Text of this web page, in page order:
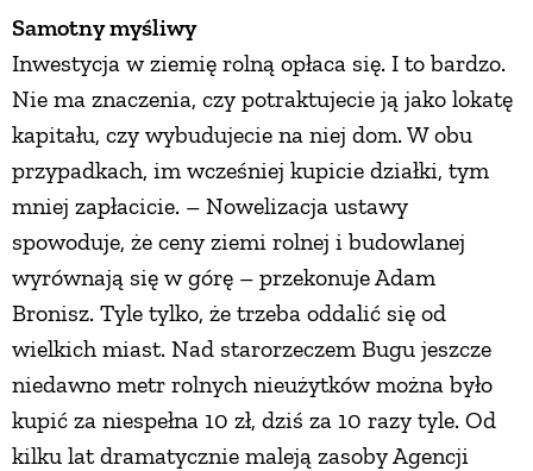
Samotny myśliwy
Inwestycja w ziemię rolną opłaca się. I to bardzo.
Nie ma znaczenia, czy potraktujecie ją jako lokatę
kapitału, czy wybudujecie na niej dom. W obu
przypadkach, im wcześniej kupicie działki, tym
mniej zapłacicie. – Nowelizacja ustawy
spowoduje, że ceny ziemi rolnej i budowlanej
wyrównają się w górę – przekonuje Adam
Bronisz. Tyle tylko, że trzeba oddalić się od
wielkich miast. Nad starorzeczem Bugu jeszcze
niedawno metr rolnych nieużytków można było
kupić za niespełna 10 zł, dziś za 10 razy tyle. Od
kilku lat dramatycznie maleją zasoby Agencji